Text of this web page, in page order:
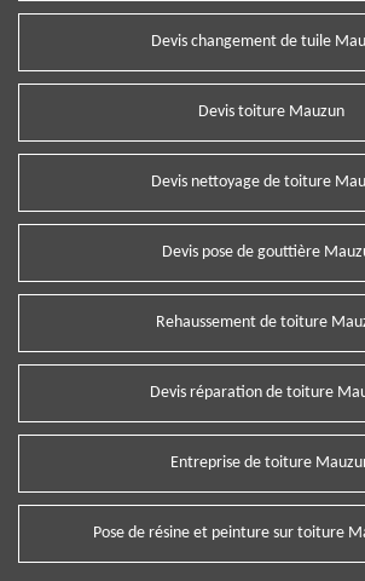
Devis changement de tuile
Devis toiture Mauzun
Devis nettoyage de toiture
Devis pose de gouttière
Rehaussement de toiture
Devis réparation de toiture
Entreprise de toiture
Pose de résine et peinture sur toiture